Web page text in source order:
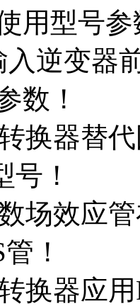
用型号参
逆变器
数！
换器替
号！
场效应
！
换器应